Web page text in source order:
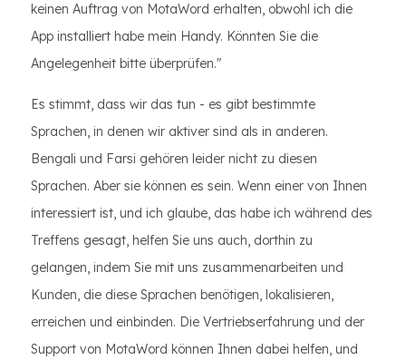
keinen Auftrag von MotaWord erhalten, obwohl ich die
App installiert habe mein Handy. Könnten Sie die
Angelegenheit bitte überprüfen."
Es stimmt, dass wir das tun - es gibt bestimmte
Sprachen, in denen wir aktiver sind als in anderen.
Bengali und Farsi gehören leider nicht zu diesen
Sprachen. Aber sie können es sein. Wenn einer von Ihnen
interessiert ist, und ich glaube, das habe ich während des
Treffens gesagt, helfen Sie uns auch, dorthin zu
gelangen, indem Sie mit uns zusammenarbeiten und
Kunden, die diese Sprachen benötigen, lokalisieren,
erreichen und einbinden. Die Vertriebserfahrung und der
Support von MotaWord können Ihnen dabei helfen, und